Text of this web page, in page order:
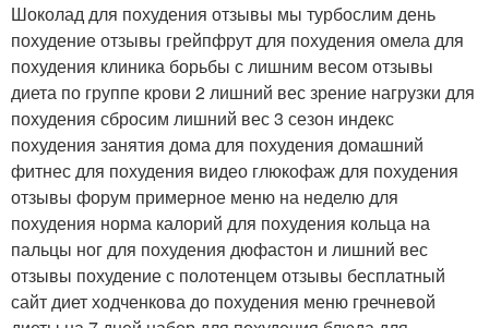
Шоколад для похудения отзывы мы турбослим день
похудение отзывы грейпфрут для похудения омела для
похудения клиника борьбы с лишним весом отзывы
диета по группе крови 2 лишний вес зрение нагрузки для
похудения сбросим лишний вес 3 сезон индекс
похудения занятия дома для похудения домашний
фитнес для похудения видео глюкофаж для похудения
отзывы форум примерное меню на неделю для
похудения норма калорий для похудения кольца на
пальцы ног для похудения дюфастон и лишний вес
отзывы похудение с полотенцем отзывы бесплатный
сайт диет ходченкова до похудения меню гречневой